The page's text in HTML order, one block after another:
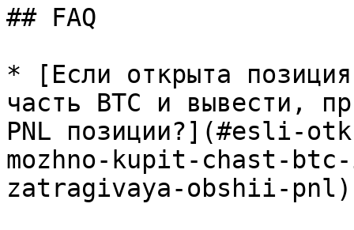
## FAQ
* [Если открыта
часть BTC и вывести,
PNL позиции?](#esli-
mozhno-kupit-chast-
zatragivaya-obshii-pnl)